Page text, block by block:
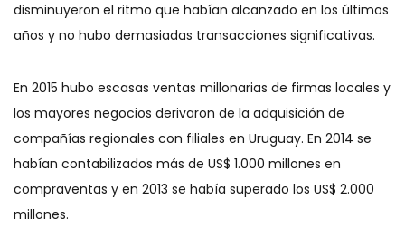
disminuyeron el ritmo que habían alcanzado en los últimos
años y no hubo demasiadas transacciones significativas.
En 2015 hubo escasas ventas millonarias de firmas locales y
los mayores negocios derivaron de la adquisición de
compañías regionales con filiales en Uruguay. En 2014 se
habían contabilizados más de US$ 1.000 millones en
compraventas y en 2013 se había superado los US$ 2.000
millones.